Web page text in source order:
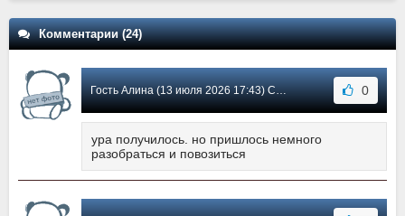
Комментарии (24)
Гость Алина (13 июля 2026 17:43) Сообщение #22 0
ура получилось. но пришлось немного
разобраться и повозиться